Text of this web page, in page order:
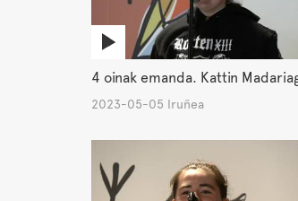
4 oinak emanda. Kattin
2023-05-05 Iruñea